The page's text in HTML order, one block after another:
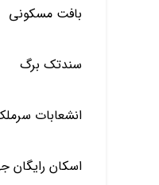
بافت مسکونی
سندتک برگ
انشعابات
اسکان رایگان